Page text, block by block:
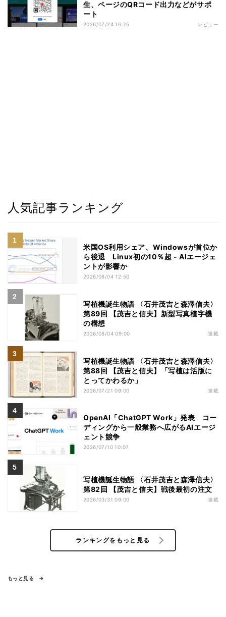
生、ページのQRコード出力などがサポ
ート
2026/07/24 16:25 レビュー
人気記事ランキング
米国OS利用シェア、Windowsが首位か
ら後退 Linux初の10％超 - AIエージェ
ントが影響か
2026/08/04 12:50
写植機誕生物語 〈石井茂吉と森澤信夫〉
第89回 【茂吉と信夫】新型写真植字機
の構想
2026/08/04 09:00 連載
写植機誕生物語 〈石井茂吉と森澤信夫〉
第88回 【茂吉と信夫】「写植は活版に
とってかわるか」
2026/07/21 09:00 連載
OpenAI「ChatGPT Work」発表 コー
ディングから一般業務へ広がるAIエージ
ェント競争
2026/07/10 10:07
写植機誕生物語 〈石井茂吉と森澤信夫〉
第82回 【茂吉と信夫】戦後最初の注文
2026/03/31 09:00 連載
ランキングをもっと見る
もっと見る